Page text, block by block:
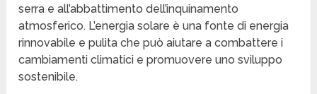
serra e all’abbattimento dell’inquinamento
atmosferico. L’energia solare è una fonte di energia
rinnovabile e pulita che può aiutare a combattere i
cambiamenti climatici e promuovere uno sviluppo
sostenibile.